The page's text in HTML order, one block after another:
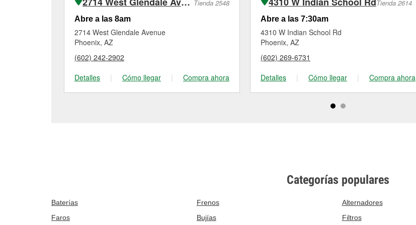
Tienda 2548
Abre a las 8am
2714 West Glendale Avenue
Phoenix, AZ
(602) 242-2902
Detalles
| Cómo llegar | Compra ahora
Tienda 2614
Abre a las 7:30am
4310 W Indian School Rd
Phoenix, AZ
(602) 269-6731
Detalles
| Cómo llegar | Compra ahora
Categorías populares
Baterías Frenos Alternadores
Faros
Bujías Filtros